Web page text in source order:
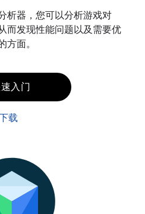
析器，您可以分析游戏对
而发现性能问题以及需要优
方面。
入门
载